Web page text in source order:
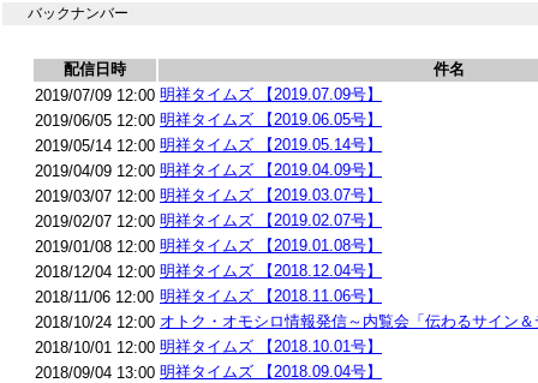
バックナンバー
配信日時
件名
2019/07/09 12:00 明祥タイムズ 【2019.07.09号】
2019/06/05 12:00 明祥タイムズ 【2019.06.05号】
2019/05/14 12:00 明祥タイムズ 【2019.05.14号】
2019/04/09 12:00 明祥タイムズ 【2019.04.09号】
2019/03/07 12:00 明祥タイムズ 【2019.03.07号】
2019/02/07 12:00 明祥タイムズ 【2019.02.07号】
2019/01/08 12:00 明祥タイムズ 【2019.01.08号】
2018/12/04 12:00 明祥タイムズ 【2018.12.04号】
2018/11/06 12:00 明祥タイムズ 【2018.11.06号】
2018/10/24 12:00 オトク・オモシロ情報発信～内覧会「伝わるサイン
2018/10/01 12:00 明祥タイムズ 【2018.10.01号】
2018/09/04 13:00 明祥タイムズ 【2018.09.04号】